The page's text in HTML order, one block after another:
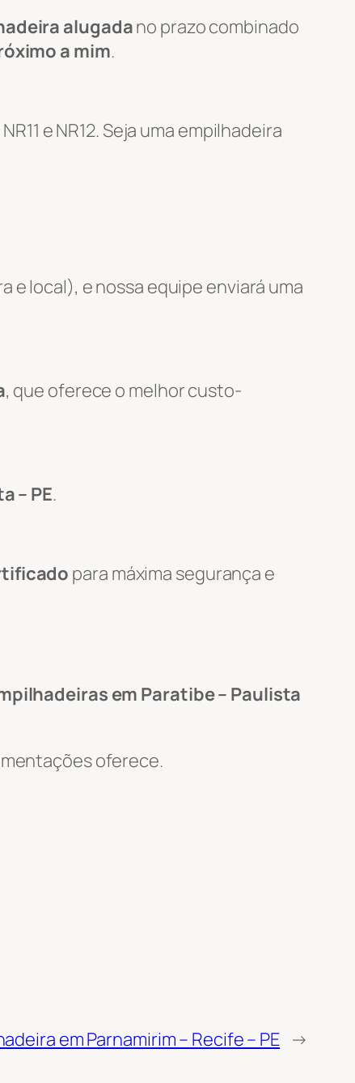
alugadano prazo combinado
a mim.
e NR12. Seja uma empilhadeira
e local), e nossa equipe enviará uma
, que oferece o melhor custo-
– PE.
para máxima segurança e
em Paratibe – Paulista
oferece.
em Parnamirim – Recife – PE →